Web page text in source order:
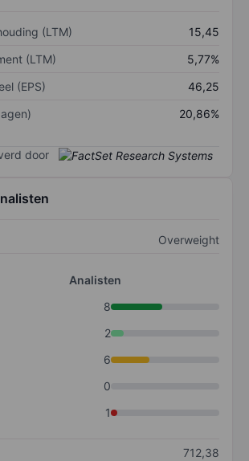
(LTM)
15,45
(LTM)
5,77%
(EPS)
46,25
20,86%
door
Overweight
Analisten
8
2
6
0
1
712,38